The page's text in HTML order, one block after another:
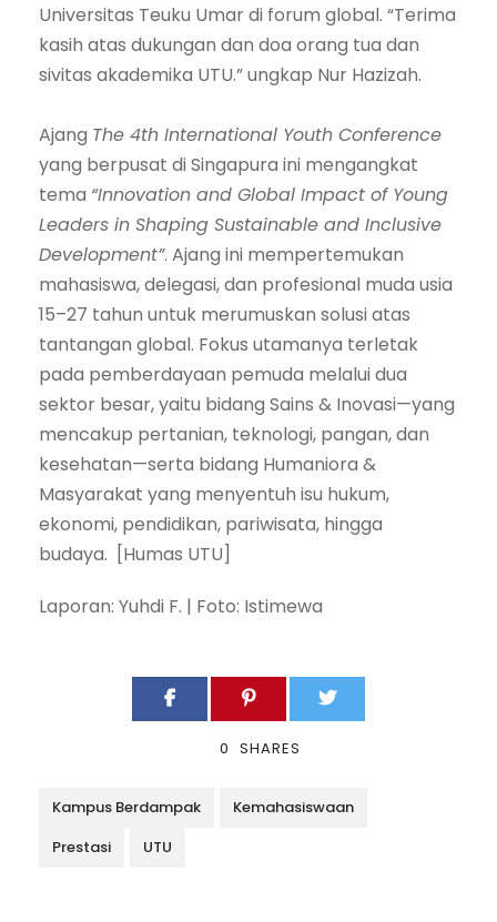
Universitas Teuku Umar di forum global. “Terima
kasih atas dukungan dan doa orang tua dan
sivitas akademika UTU.” ungkap Nur Hazizah.
Ajang The 4th International Youth Conference
yang berpusat di Singapura ini mengangkat
tema “Innovation and Global Impact of Young
Leaders in Shaping Sustainable and Inclusive
Development”. Ajang ini mempertemukan
mahasiswa, delegasi, dan profesional muda usia
15–27 tahun untuk merumuskan solusi atas
tantangan global. Fokus utamanya terletak
pada pemberdayaan pemuda melalui dua
sektor besar, yaitu bidang Sains & Inovasi—yang
mencakup pertanian, teknologi, pangan, dan
kesehatan—serta bidang Humaniora &
Masyarakat yang menyentuh isu hukum,
ekonomi, pendidikan, pariwisata, hingga
budaya. [Humas UTU]
Laporan: Yuhdi F. | Foto: Istimewa
0 SHARES
Kampus Berdampak
Kemahasiswaan
Prestasi
UTU